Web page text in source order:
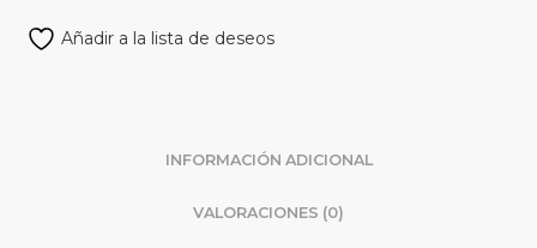
Añadir a la lista de deseos
INFORMACIÓN ADICIONAL
VALORACIONES (0)